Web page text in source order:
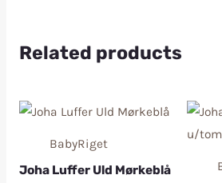
Related products
BabyRiget
Joha Luffer Uld Mørkeblå